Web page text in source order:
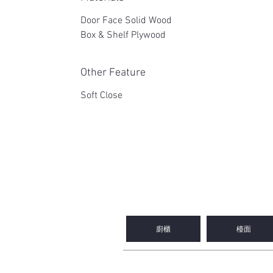
Door Face Solid Wood
Box & Shelf Plywood
Other Feature
Soft Close
廚櫃 檯面